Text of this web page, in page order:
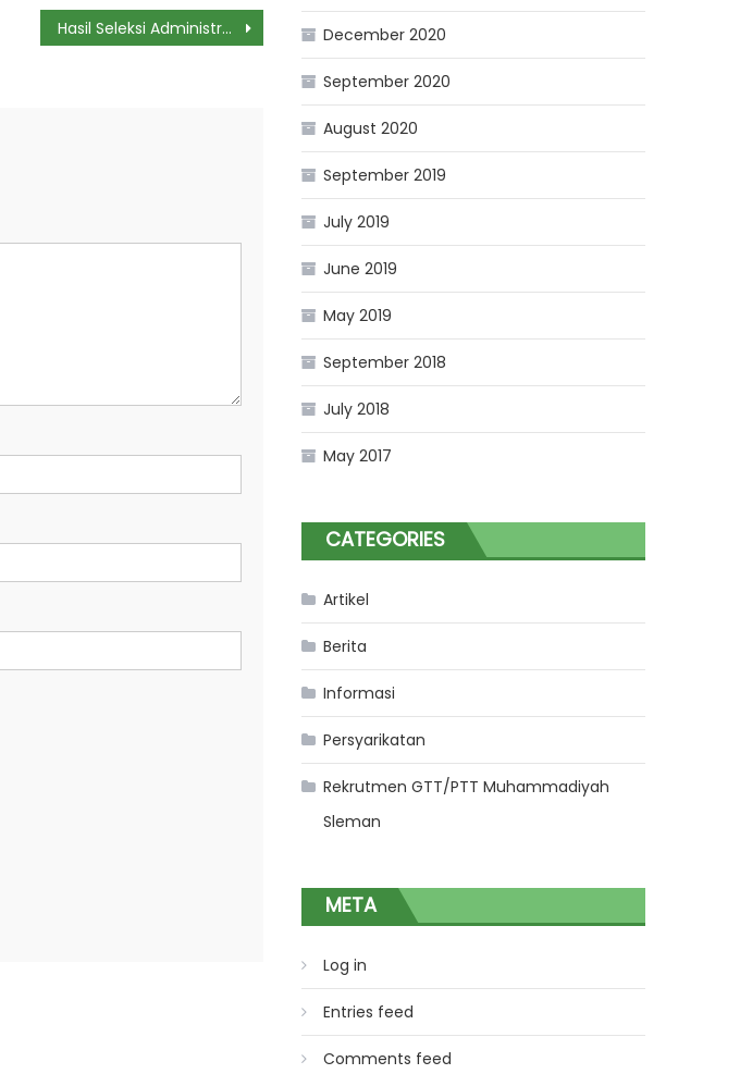
Hasil Seleksi Administrasi Penerimaan Calon Pegawai (Guru dan Karyawan) Sekolah Muhammadiyah Daerah Sleman Angkatan VI Tahun 2021 December 2020
September 2020
August 2020
September 2019
July 2019
June 2019
May 2019
September 2018
July 2018
May 2017
CATEGORIES
Artikel
Berita
Informasi
Persyarikatan
Rekrutmen GTT/PTT Muhammadiyah
Sleman
META
Log in
Entries feed
Comments feed